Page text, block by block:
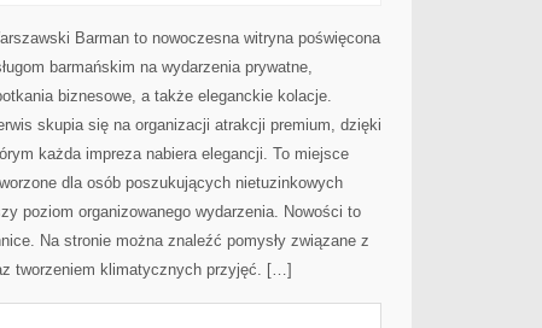
Barman to nowoczesna witryna poświęcona
barmańskim na wydarzenia prywatne,
biznesowe, a także eleganckie kolacje.
skupia się na organizacji atrakcji premium, dzięki
każda impreza nabiera elegancji. To miejsce
dla osób poszukujących nietuzinkowych
poziom organizowanego wydarzenia. Nowości to
Na stronie można znaleźć pomysły związane z
tworzeniem klimatycznych przyjęć. […]